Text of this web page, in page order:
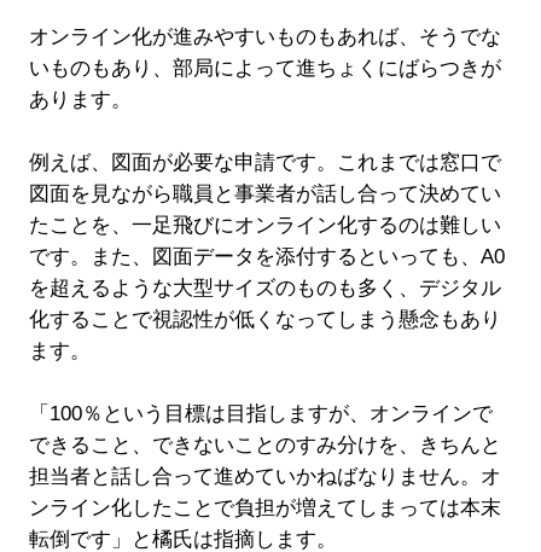
オンライン化が進みやすいものもあれば、そうでな
いものもあり、部局によって進ちょくにばらつきが
あります。
例えば、図面が必要な申請です。これまでは窓口で
図面を見ながら職員と事業者が話し合って決めてい
たことを、一足飛びにオンライン化するのは難しい
です。また、図面データを添付するといっても、A0
を超えるような大型サイズのものも多く、デジタル
化することで視認性が低くなってしまう懸念もあり
ます。
「100％という目標は目指しますが、オンラインで
できること、できないことのすみ分けを、きちんと
担当者と話し合って進めていかねばなりません。オ
ンライン化したことで負担が増えてしまっては本末
転倒です」と橘氏は指摘します。